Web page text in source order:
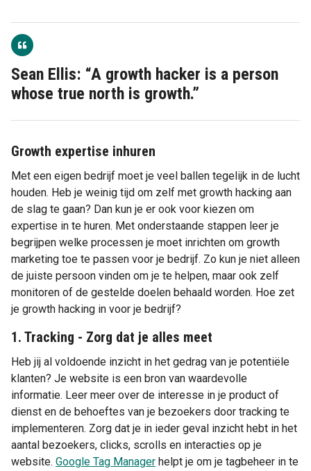
Sean Ellis: “A growth hacker is a person
whose true north is growth.”
Growth expertise inhuren
Met een eigen bedrijf moet je veel ballen tegelijk in de lucht
houden. Heb je weinig tijd om zelf met growth hacking aan
de slag te gaan? Dan kun je er ook voor kiezen om
expertise in te huren. Met onderstaande stappen leer je
begrijpen welke processen je moet inrichten om growth
marketing toe te passen voor je bedrijf. Zo kun je niet alleen
de juiste persoon vinden om je te helpen, maar ook zelf
monitoren of de gestelde doelen behaald worden. Hoe zet
je growth hacking in voor je bedrijf?
1. Tracking - Zorg dat je alles meet
Heb jij al voldoende inzicht in het gedrag van je potentiële
klanten? Je website is een bron van waardevolle
informatie. Leer meer over de interesse in je product of
dienst en de behoeftes van je bezoekers door tracking te
implementeren. Zorg dat je in ieder geval inzicht hebt in het
aantal bezoekers, clicks, scrolls en interacties op je
website. Google Tag Manager helpt je om je tagbeheer in te